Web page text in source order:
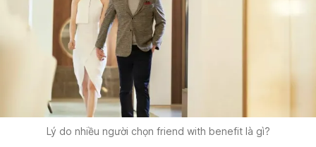
Lý do nhiều người chọn friend with benefit là gì?